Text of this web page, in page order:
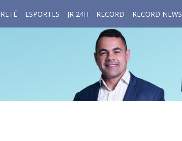
ESPORTES JR 24H RECORD RECORD NEWS